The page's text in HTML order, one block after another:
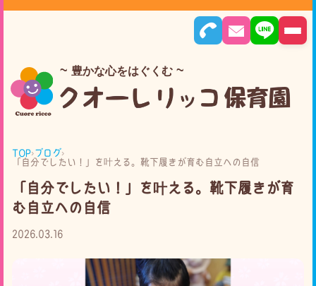
豊かな心をはぐくむ
TOP›ブログ ›
「自分でしたい！」を叶える。靴下履きが育む自立への自信
「自分でしたい！」を叶える。靴下履きが育
む自立への自信
2026.03.16